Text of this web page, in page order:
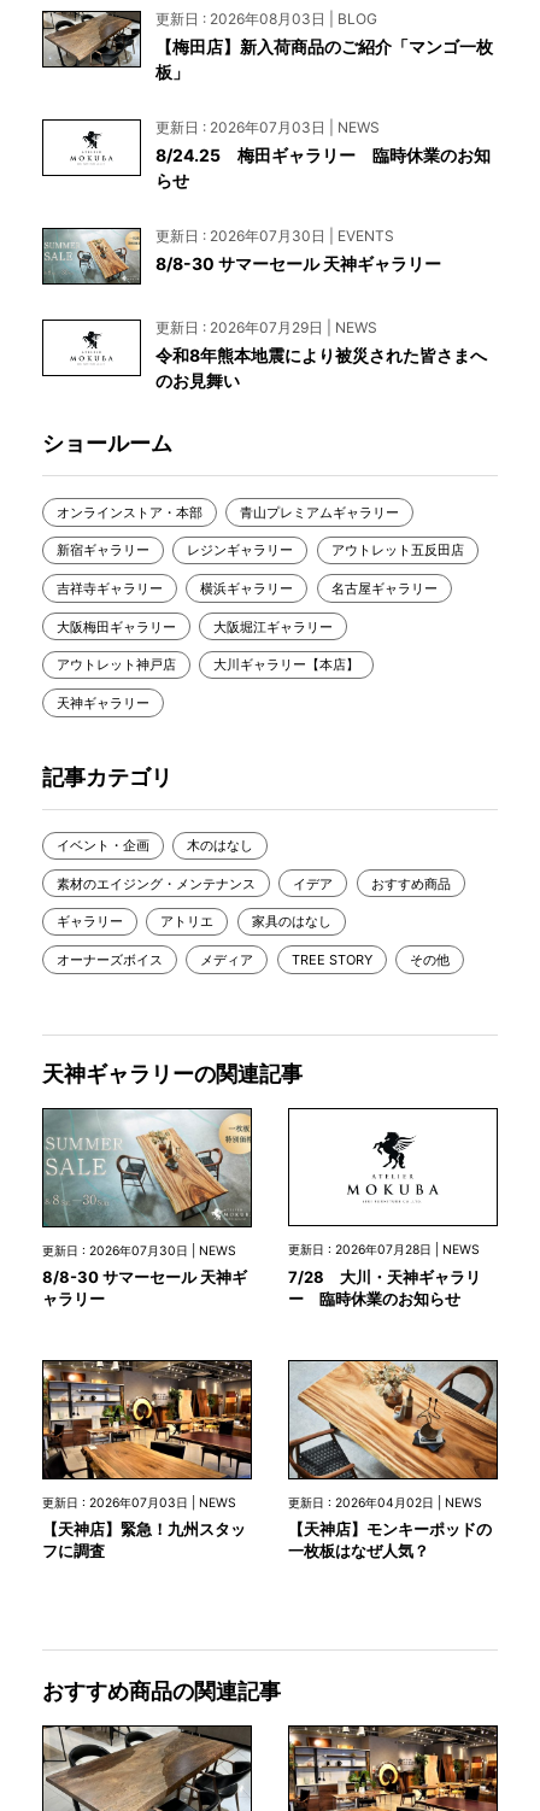
更新日 : 2026年08月03日 | BLOG
【梅田店】新入荷商品のご紹介「マンゴ一枚
板」
更新日 : 2026年07月03日 | NEWS
8/24.25 梅田ギャラリー 臨時休業のお知
らせ
更新日 : 2026年07月30日 | EVENTS
8/8-30 サマーセール 天神ギャラリー
更新日 : 2026年07月29日 | NEWS
令和8年熊本地震により被災された皆さまへ
のお見舞い
ショールーム
オンラインストア・本部 青山プレミアムギャラリー
新宿ギャラリー レジンギャラリー アウトレット五反田店
吉祥寺ギャラリー 横浜ギャラリー 名古屋ギャラリー
大阪梅田ギャラリー 大阪堀江ギャラリー
アウトレット神戸店 大川ギャラリー【本店】
天神ギャラリー
記事カテゴリ
イベント・企画 木のはなし
素材のエイジング・メンテナンス イデア おすすめ商品
ギャラリー アトリエ 家具のはなし
オーナーズボイス メディア TREE STORY その他
天神ギャラリーの関連記事
更新日 : 2026年07月30日 | NEWS
8/8-30 サマーセール 天神ギ
ャラリー
更新日 : 2026年07月28日 | NEWS
7/28 大川・天神ギャラリ
ー 臨時休業のお知らせ
更新日 : 2026年07月03日 | NEWS
【天神店】緊急！九州スタッ
フに調査
更新日 : 2026年04月02日 | NEWS
【天神店】モンキーポッドの
一枚板はなぜ人気？
おすすめ商品の関連記事